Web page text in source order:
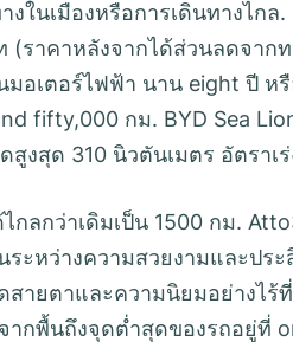
งในเมืองหรือการเดินทางไ
(ราคาหลังจากได้ส่วนลดจาก
มอเตอร์ไฟฟ้า นาน eight ปี ห
fifty,000 กม. BYD Sea
สูงสุด 310 นิวตันเมตร อัตราเ
ไกลกว่าเดิมเป็น 1500 กม.
ระหว่างความสวยงามและป
สายตาและความนิยมอย่างไ
ากพื้นถึงจุดต่ำสุดของรถอยู่ที่